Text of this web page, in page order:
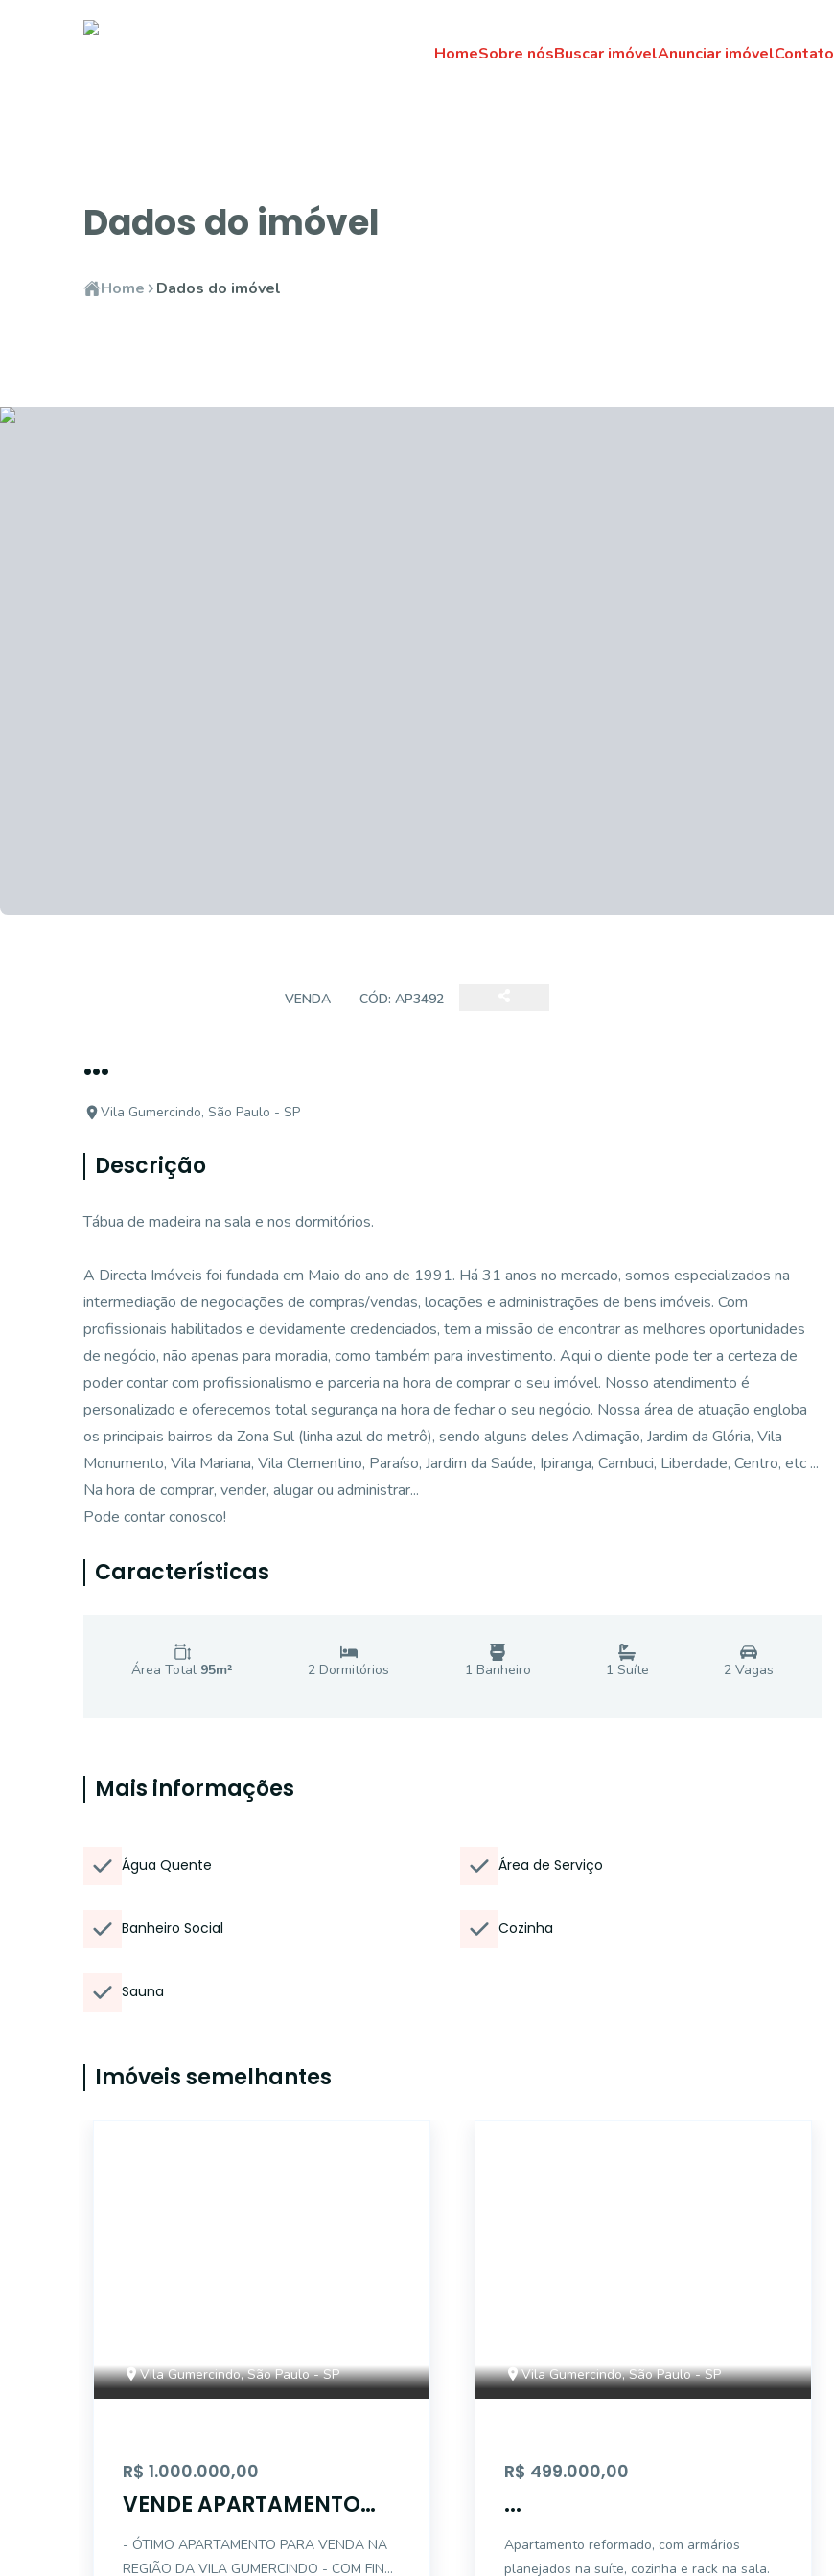
HomeSobre nósBuscar imóvelAnunciar imóvelContato
Dados do imóvel
Home Dados do imóvel
VENDA CÓD: AP3492
...
Vila Gumercindo, São Paulo - SP
Descrição
Tábua de madeira na sala e nos dormitórios.
A Directa Imóveis foi fundada em Maio do ano de 1991. Há 31 anos no mercado, somos especializados na
intermediação de negociações de compras/vendas, locações e administrações de bens imóveis. Com
profissionais habilitados e devidamente credenciados, tem a missão de encontrar as melhores oportunidades
de negócio, não apenas para moradia, como também para investimento. Aqui o cliente pode ter a certeza de
poder contar com profissionalismo e parceria na hora de comprar o seu imóvel. Nosso atendimento é
personalizado e oferecemos total segurança na hora de fechar o seu negócio. Nossa área de atuação engloba
os principais bairros da Zona Sul (linha azul do metrô), sendo alguns deles Aclimação, Jardim da Glória, Vila
Monumento, Vila Mariana, Vila Clementino, Paraíso, Jardim da Saúde, Ipiranga, Cambuci, Liberdade, Centro, etc ...
Na hora de comprar, vender, alugar ou administrar...
Pode contar conosco!
Características
Área Total 95m² 2 Dormitórios 1 Banheiro 1 Suíte 2 Vagas
Mais informações
Água Quente Área de Serviço
Banheiro Social Cozinha
Sauna
Imóveis semelhantes
Vila Gumercindo, São Paulo - SP
R$ 1.000.000,00
VENDE APARTAMENTO
MODERNO - VILA
GUMERCINDO
- ÓTIMO APARTAMENTO PARA VENDA NA
REGIÃO DA VILA GUMERCINDO - COM FINO
Vila Gumercindo, São Paulo - SP
R$ 499.000,00
...
Apartamento reformado, com armários
planejados na suíte, cozinha e rack na sala.